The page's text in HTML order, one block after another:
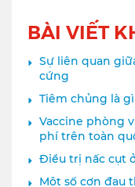
BÀI VIẾT
Sự liên quan
cứng
Tiêm chủng là
Vaccine phòng
phí trên toàn
Điều trị nấc cụt
Một số cơn đau